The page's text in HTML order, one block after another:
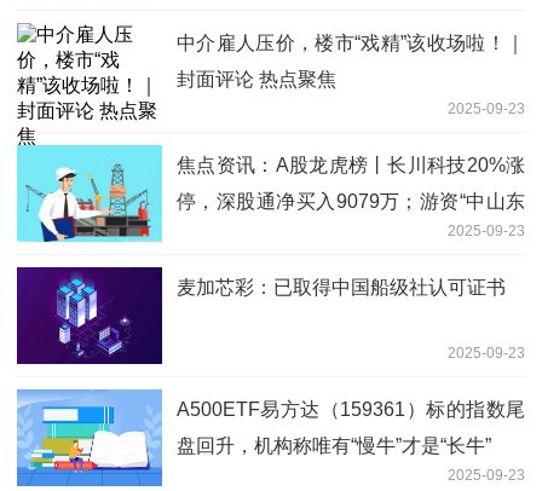
中介雇人压价，楼市“戏精”该收场啦！｜
封面评论 热点聚焦
2025-09-23
焦点资讯：A股龙虎榜丨长川科技20%涨
停，深股通净买入9079万；游资“中山东
路”净买入1.58亿，陈小群净买入1.63亿
2025-09-23
麦加芯彩：已取得中国船级社认可证书
2025-09-23
A500ETF易方达（159361）标的指数尾
盘回升，机构称唯有“慢牛”才是“长牛”
2025-09-23